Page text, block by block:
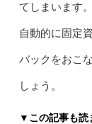
てしまいます。
自動的に固定
バックをおこ
しょう。
▼この記事も読